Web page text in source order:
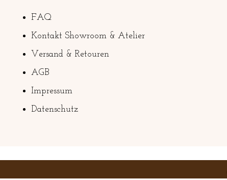
FAQ
Kontakt Showroom & Atelier
Versand & Retouren
AGB
Impressum
Datenschutz